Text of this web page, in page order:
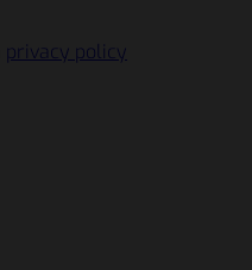
privacy policy